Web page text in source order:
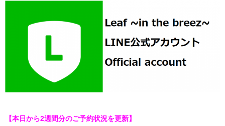
【本日から2週間分のご予約状況を更新】